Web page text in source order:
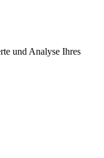
und Analyse Ihres